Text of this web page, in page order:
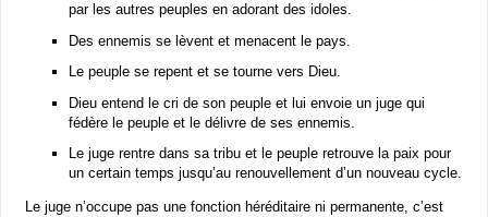
par les autres peuples en adorant des idoles.
Des ennemis se lèvent et menacent le pays.
Le peuple se repent et se tourne vers Dieu.
Dieu entend le cri de son peuple et lui envoie un juge qui
fédère le peuple et le délivre de ses ennemis.
Le juge rentre dans sa tribu et le peuple retrouve la paix pour
un certain temps jusqu’au renouvellement d’un nouveau cycle.
Le juge n’occupe pas une fonction héréditaire ni permanente, c’est